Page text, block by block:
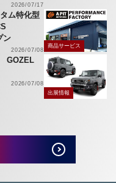
2026/07/17
ム特化型
ン
2026/07/08
商品サービス
GOZEL
2026/07/08
出展情報